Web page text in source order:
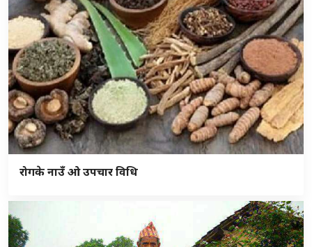
रोगके नाउँ ओ उपचार विधि